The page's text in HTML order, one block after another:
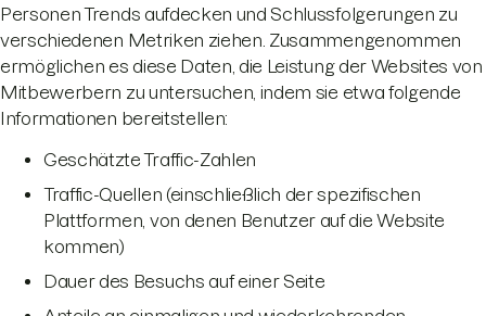
Personen Trends aufdecken und Schlussfolgerungen zu
verschiedenen Metriken ziehen. Zusammengenommen
ermöglichen es diese Daten, die Leistung der Websites von
Mitbewerbern zu untersuchen, indem sie etwa folgende
Informationen bereitstellen:
Geschätzte Traffic-Zahlen
Traffic-Quellen (einschließlich der spezifischen
Plattformen, von denen Benutzer auf die Website
kommen)
Dauer des Besuchs auf einer Seite